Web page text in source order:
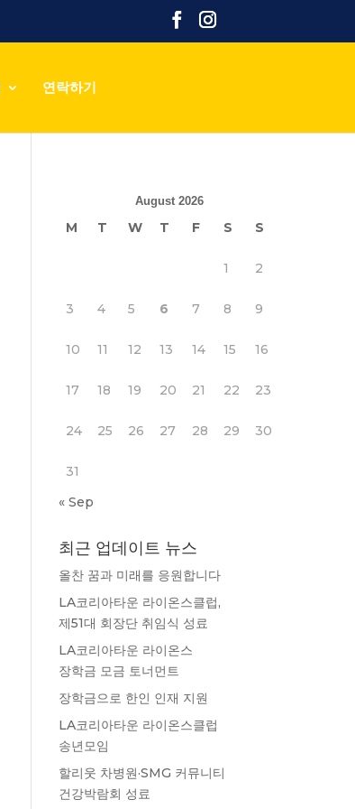
연락하기
August 2026
M T W T F S S
1 2
3 4 5 6 7 8 9
10 11 12 13 14 15 16
17 18 19 20 21 22 23
24 25 26 27 28 29 30
31
« Sep
최근 업데이트 뉴스
올찬 꿈과 미래를 응원합니다
LA코리아타운 라이온스클럽,
제51대 회장단 취임식 성료
LA코리아타운 라이온스
장학금 모금 토너먼트
장학금으로 한인 인재 지원
LA코리아타운 라이온스클럽
송년모임
할리웃 차병원·SMG 커뮤니티
건강박람회 성료